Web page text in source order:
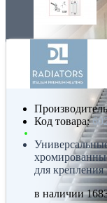
Код товара:
для крепления
в наличии